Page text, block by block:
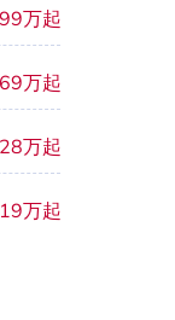
万起
万起
万起
万起